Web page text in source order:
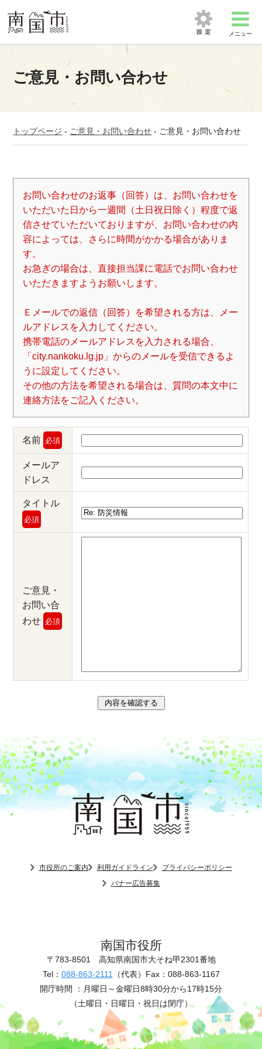
メニュー
ご意見・お問い合わせ
トップページ - ご意見・お問い合わせ - ご意見・お問い合わせ
お問い合わせのお返事（回答）は、お問い合わせを
いただいた日から一週間（土日祝日除く）程度で返
信させていただいておりますが、お問い合わせの内
容によっては、さらに時間がかかる場合がありま
す。
お急ぎの場合は、直接担当課に電話でお問い合わせ
いただきますようお願いします。
Ｅメールでの返信（回答）を希望される方は、メー
ルアドレスを入力してください。
携帯電話のメールアドレスを入力される場合、
「city.nankoku.lg.jp」からのメールを受信できるよ
うに設定してください。
その他の方法を希望される場合は、質問の本文中に
連絡方法をご記入ください。
名前 必須
メールア
ドレス
タイトル
必須
ご意見・
お問い合
わせ 必須
市役所のご案内 利用ガイドライン
プライバシーポリシー
バナー広告募集
南国市役所
〒783-8501 高知県南国市大そね甲2301番地
Tel： 088-863-2111 （代表） Fax：088-863-1167
開庁時間 ： 月曜日～金曜日8時30分から17時15分
（土曜日・日曜日・祝日は閉庁）